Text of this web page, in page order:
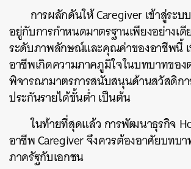
การผลักดันให้ Caregiver เข้าสู่ระ
อยู่กับการกำหนดมาตรฐานเพียงอย่างเ
ระดับภาพลักษณ์และคุณค่าของอาชีพนี้
อาชีพเกิดความภาคภูมิใจในบทบาทของ
พิจารณามาตรการสนับสนุนด้านสวัสดิกา
ประกันรายได้ขั้นต่ำ เป็นต้น
ในท้ายที่สุดแล้ว การพัฒนาธุรกิจ
อาชีพ Caregiver จึงควรต้องอาศัยบทบ
ภาครัฐกับเอกชน